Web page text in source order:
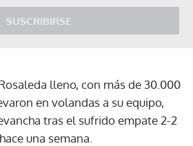
SUSCRIBIRSE
lleno, con más de 30.000
en volandas a su equipo,
tras el sufrido empate 2-2
una semana.